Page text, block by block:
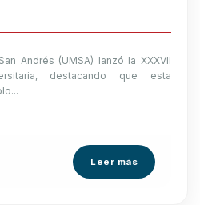
Andrés (UMSA) lanzó la XXXVII
destacando que esta
Leer más